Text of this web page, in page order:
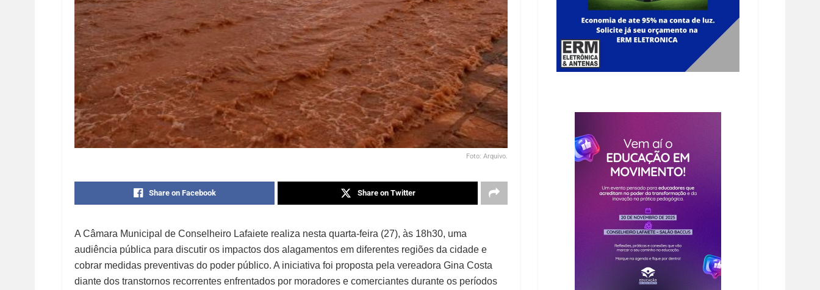
Foto: Arquivo.
Share on Facebook Share on Twitter
A Câmara Municipal de Conselheiro Lafaiete realiza nesta quarta-feira (27), às 18h30, uma
audiência pública para discutir os impactos dos alagamentos em diferentes regiões da cidade e
cobrar medidas preventivas do poder público. A iniciativa foi proposta pela vereadora Gina Costa
diante dos transtornos recorrentes enfrentados por moradores e comerciantes durante os períodos